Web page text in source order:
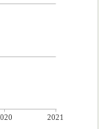
2021